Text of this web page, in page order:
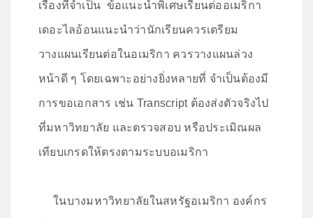
เรื่องที่จำเป็น ข้อแนะนำพิเศษเรียนต่ออเมริกา
เดอะไลอ้อนแนะนำว่านักเรียนควรเตรียม
วางแผนเรียนต่อในอเมริกา ควรวางแผนล่วง
หน้าดี ๆ โดยเฉพาะอย่างยิ่งหลายที่ จำเป็นต้องมี
การขอเอกสาร เช่น Transcript ต้องส่งตัวจริงไป
ที่มหาวิทยาลัย และตรวจสอบ หรือประเมิณผล
เทียบเกรดให้ตรงตามระบบอเมริกา
ในบางมหาวิทยาลัยในสหรัฐอเมริกา องค์กร